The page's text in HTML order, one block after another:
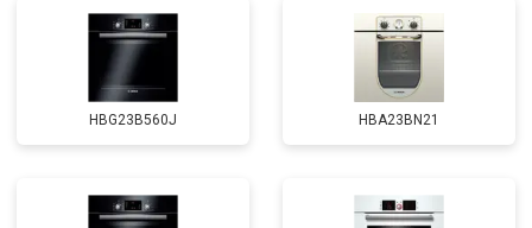
HBG23B560J HBA23BN21